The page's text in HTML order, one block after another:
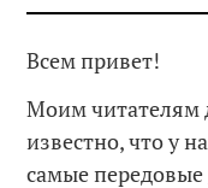
Всем привет!
Моим читателям
известно, что у
самые передовые